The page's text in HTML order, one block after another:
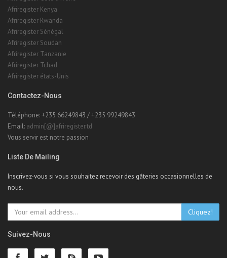
Afriregister Kenya
Afriregister Rwanda
Afriregister Sénégal
Afriregister Soudan
Afriregister Tanzanie
Afriregister Tchad
Afriregister états-Unis
Contactez-Nous
Téléphone: +235 66249843 / +235 99249843
Email: admin[@]afriregister.td
Vous servir est notre passion
Liste De Mailing
Inscrivez-vous si vous souhaitez recevoir des gâteries occasionnelles de
nous.
Cliquez!
Suivez-Nous